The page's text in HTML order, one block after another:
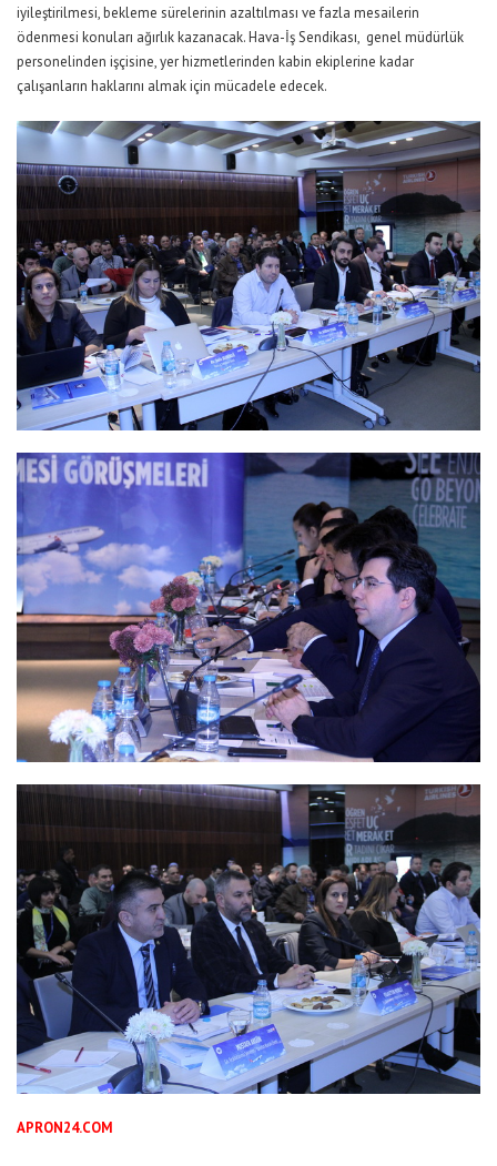
iyileştirilmesi, bekleme sürelerinin azaltılması ve fazla mesailerin
ödenmesi konuları ağırlık kazanacak. Hava-İş Sendikası, genel müdürlük
personelinden işçisine, yer hizmetlerinden kabin ekiplerine kadar
çalışanların haklarını almak için mücadele edecek.
APRON24.COM